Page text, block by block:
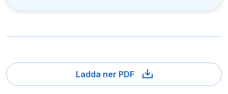
Ladda ner PDF